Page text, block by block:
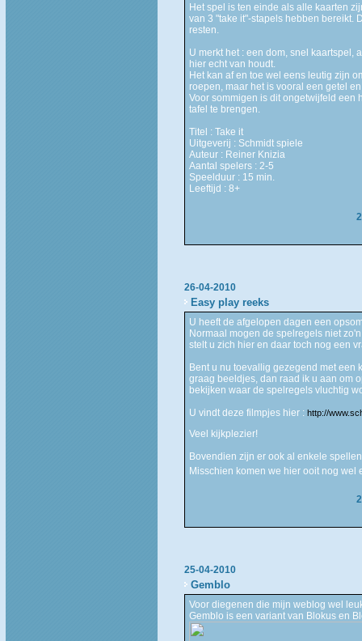
Het spel is ten einde als alle kaarten
van 3 "take it"-stapels hebben bereikt.
resten.
U merkt het : een dom, snel kaartspel,
hier echt van houdt.
Het kan af en toe wel eens leutig zijn
roepen, maar het is vooral een getel
Voor sommigen is dit ongetwijfeld een
tafel te brengen.
Titel : Take it
Uitgeverij : Schmidt spiele
Auteur : Reiner Knizia
Aantal spelers : 2-5
Speelduur : 15 min.
Leeftijd : 8+
26-04-2010
Easy play reeks
U heeft de afgelopen dagen een
Normaal mogen de spelregels niet
stelt u zich hier en daar toch nog een
Bent u nu toevallig gezegend met een
graag beeldjes, dan raad ik u aan om
bekijken waar de spelregels vluchtig
U vindt deze filmpjes hier : http://
Veel kijkplezier!
Bovendien zijn er ook al enkele
Misschien komen we hier ooit nog
25-04-2010
Gemblo
Voor diegenen die mijn weblog wel
Gemblo is een variant van Blokus en